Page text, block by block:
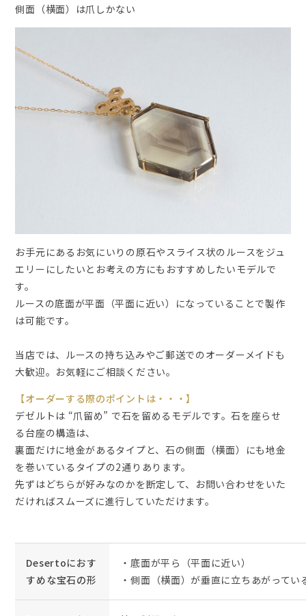
側面（横面）は爪しかない
お手元にあるお気にいりの原石やスライス状のルースをジュ
エリーにしたいとお考えの方にもおすすめしたいモデルで
す。
ルースの底面が平面（平面に近い）になっていることで製作
は可能です。
当店では、ルースの持ち込みやご郵送でのオーダーメイドも
大歓迎。お気軽にご相談ください。
【オーダーする際のポイントは・・・】
デゼルトは “爪留め” で石を留めるモデルです。石を座らせ
る台座の構造は、
裏面だけに地金があるタイプと、石の側面（横面）にも地金
を巻いているタイプの2通りあります。
先ずはどちらが好みなのかを断定して、お問い合わせをいた
だければスムーズに進行していただけます。
Desertoにおす
すめな宝石の形
・底面が平ら（平面に近い）
・側面（横面）が垂直に立ちあがってい